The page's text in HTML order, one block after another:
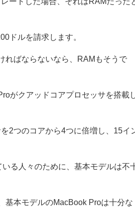
ドルを請求します。
ればならないなら、RAMもそうで
がクアッドコアプロセッサを搭載
2つのコアから4つに倍増し、15イ
る人々のために、基本モデルは不
基本モデルのMacBook Proは十分な